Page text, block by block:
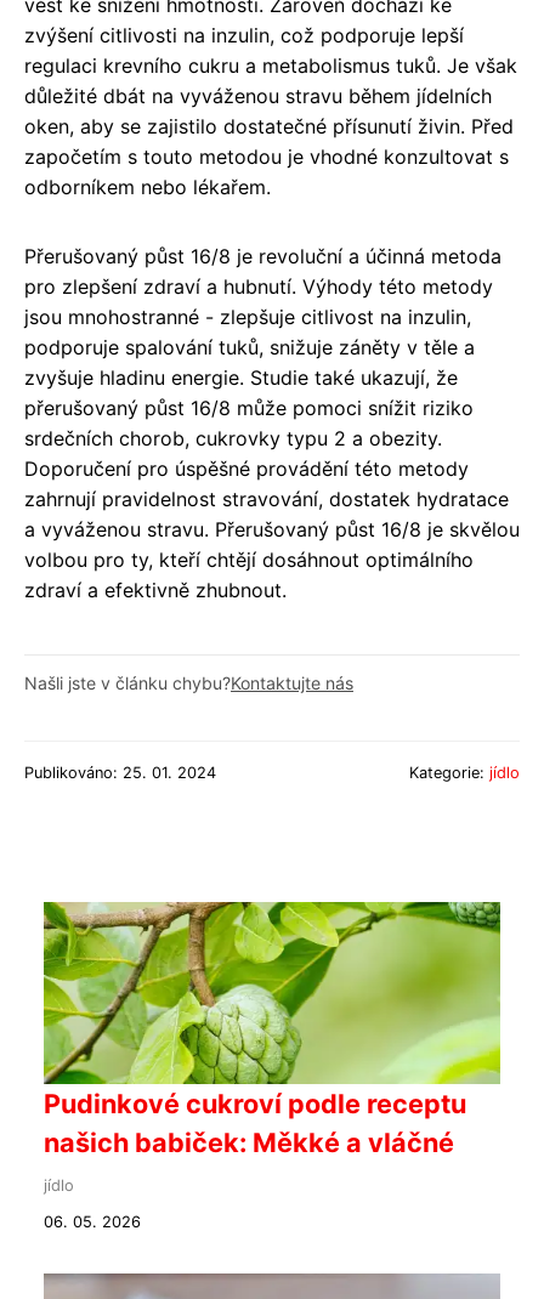
vést ke snížení hmotnosti. Zároveň dochází ke
zvýšení citlivosti na inzulin, což podporuje lepší
regulaci krevního cukru a metabolismus tuků. Je však
důležité dbát na vyváženou stravu během jídelních
oken, aby se zajistilo dostatečné přísunutí živin. Před
započetím s touto metodou je vhodné konzultovat s
odborníkem nebo lékařem.
Přerušovaný půst 16/8 je revoluční a účinná metoda
pro zlepšení zdraví a hubnutí. Výhody této metody
jsou mnohostranné - zlepšuje citlivost na inzulin,
podporuje spalování tuků, snižuje záněty v těle a
zvyšuje hladinu energie. Studie také ukazují, že
přerušovaný půst 16/8 může pomoci snížit riziko
srdečních chorob, cukrovky typu 2 a obezity.
Doporučení pro úspěšné provádění této metody
zahrnují pravidelnost stravování, dostatek hydratace
a vyváženou stravu. Přerušovaný půst 16/8 je skvělou
volbou pro ty, kteří chtějí dosáhnout optimálního
zdraví a efektivně zhubnout.
Našli jste v článku chybu?Kontaktujte nás
Publikováno: 25. 01. 2024 Kategorie: jídlo
Pudinkové cukroví podle receptu
našich babiček: Měkké a vláčné
jídlo
06. 05. 2026